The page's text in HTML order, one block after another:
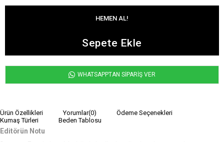
WHATSAPPTAN SİPARİŞ VER
Ürün Özellikleri Yorumlar(0)
Ödeme Seçenekleri
Kumaş Türleri
Beden Tablosu
Editörün Notu